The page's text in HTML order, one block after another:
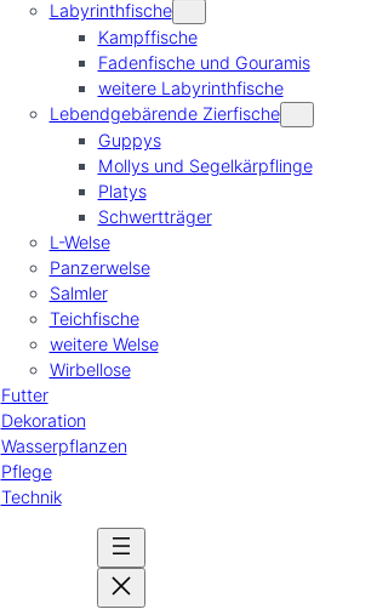
Labyrinthfische
Kampffische
Fadenfische und Gouramis
weitere Labyrinthfische
Lebendgebärende Zierfische
Guppys
Mollys und Segelkärpflinge
Platys
Schwertträger
L-Welse
Panzerwelse
Salmler
Teichfische
weitere Welse
Wirbellose
Futter
Dekoration
Wasserpflanzen
Pflege
Technik